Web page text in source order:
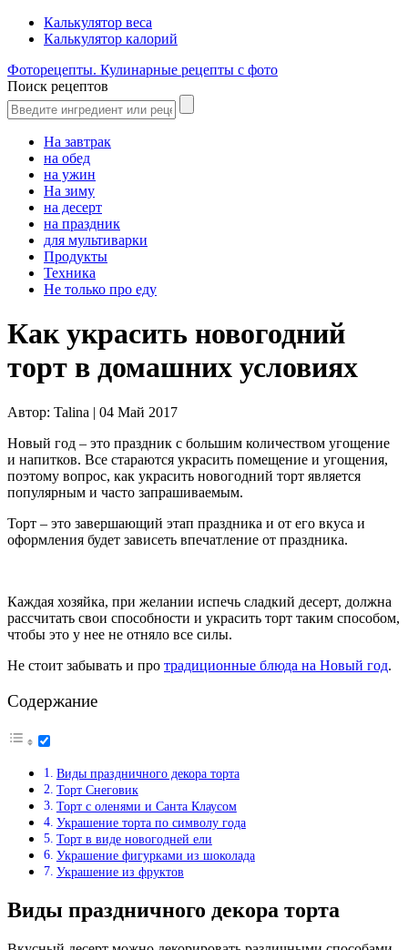
Калькулятор веса
Калькулятор калорий
Фоторецепты. Кулинарные рецепты с фото
Поиск рецептов
На завтрак
на обед
на ужин
На зиму
на десерт
на праздник
для мультиварки
Продукты
Техника
Не только про еду
Как украсить новогодний
торт в домашних условиях
Автор: Talina | 04 Май 2017
Новый год – это праздник с большим количеством угощение
и напитков. Все стараются украсить помещение и угощения,
поэтому вопрос, как украсить новогодний торт является
популярным и часто запрашиваемым.
Торт – это завершающий этап праздника и от его вкуса и
оформления будет зависеть впечатление от праздника.
Каждая хозяйка, при желании испечь сладкий десерт, должна
рассчитать свои способности и украсить торт таким способом,
чтобы это у нее не отняло все силы.
Не стоит забывать и про традиционные блюда на Новый год.
Содержание
Виды праздничного декора торта
Торт Снеговик
Торт с оленями и Санта Клаусом
Украшение торта по символу года
Торт в виде новогодней ели
Украшение фигурками из шоколада
Украшение из фруктов
Виды праздничного декора торта